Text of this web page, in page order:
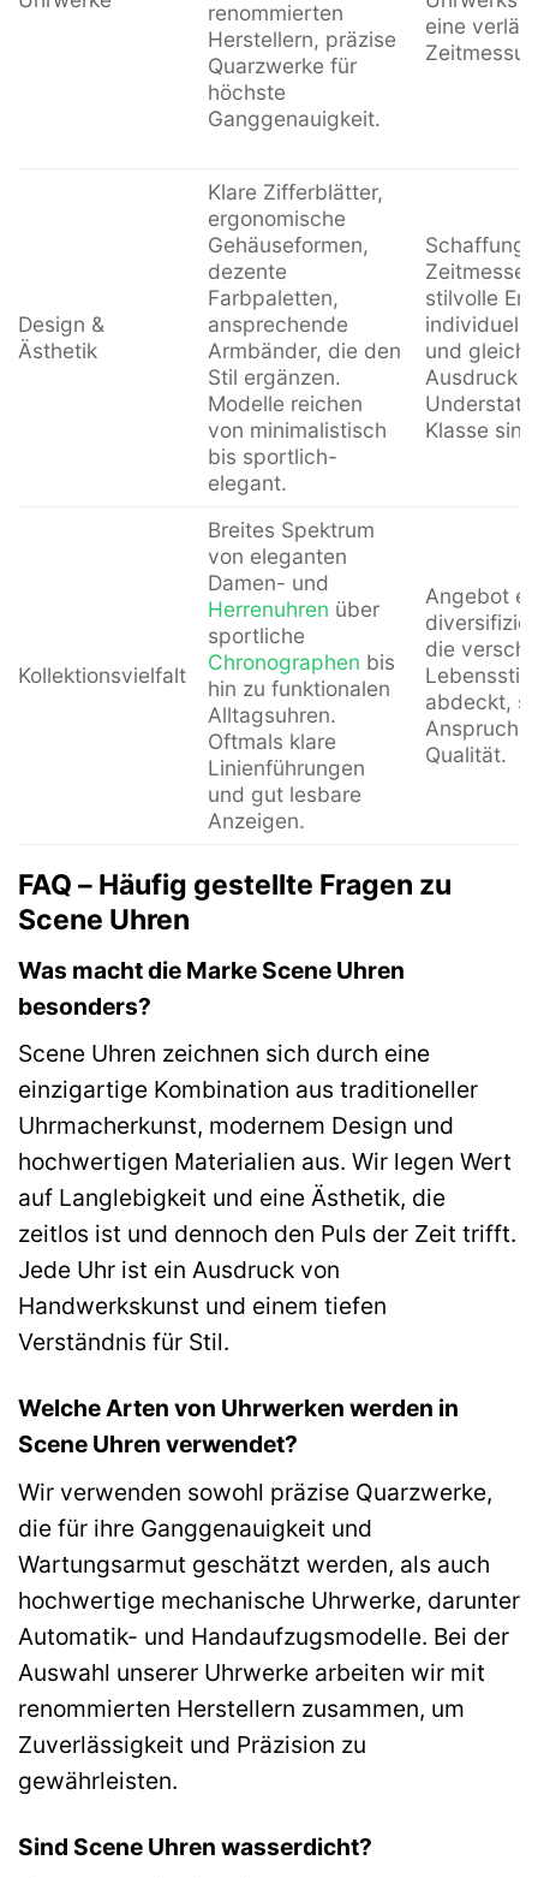
renommierten
Herstellern, präzise
Quarzwerke für
höchste
Ganggenauigkeit.
eine
Design &
Ästhetik
Klare Zifferblätter,
ergonomische
Gehäuseformen,
dezente
Farbpaletten,
ansprechende
Armbänder, die den
Stil ergänzen.
Modelle reichen
von minimalistisch
bis sportlich-
elegant.
Schaffung
stilvolle
und
Ausdruck
Klasse
Kollektionsvielfalt
Breites Spektrum
von eleganten
Damen- und
Herrenuhren über
sportliche
Chronographen bis
hin zu funktionalen
Alltagsuhren.
Oftmals klare
Linienführungen
und gut lesbare
Anzeigen.
Angebot
die
abdeckt,
Anspruch
Qualität.
FAQ – Häufig gestellte Fragen zu
Scene Uhren
Was macht die Marke Scene Uhren
besonders?
Scene Uhren zeichnen sich durch eine
einzigartige Kombination aus traditioneller
Uhrmacherkunst, modernem Design und
hochwertigen Materialien aus. Wir legen Wert
auf Langlebigkeit und eine Ästhetik, die
zeitlos ist und dennoch den Puls der Zeit trifft.
Jede Uhr ist ein Ausdruck von
Handwerkskunst und einem tiefen
Verständnis für Stil.
Welche Arten von Uhrwerken werden in
Scene Uhren verwendet?
Wir verwenden sowohl präzise Quarzwerke,
die für ihre Ganggenauigkeit und
Wartungsarmut geschätzt werden, als auch
hochwertige mechanische Uhrwerke, darunter
Automatik- und Handaufzugsmodelle. Bei der
Auswahl unserer Uhrwerke arbeiten wir mit
renommierten Herstellern zusammen, um
Zuverlässigkeit und Präzision zu
gewährleisten.
Sind Scene Uhren wasserdicht?